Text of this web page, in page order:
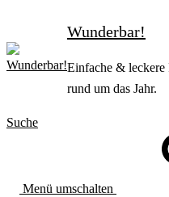
Wunderbar!
Einfache &
rund um das Jahr.
Suche
Menü umschalten